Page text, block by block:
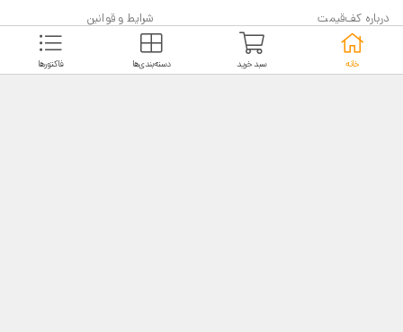
خانه سبد خرید دسته‌بندی‌ها فاکتورها
درباره کف‌قیمت
شرایط و قوانین
پرسش‌های پرتکرار
بازگرداندن کالا
تماس با ما
شیوه‌های دریافت